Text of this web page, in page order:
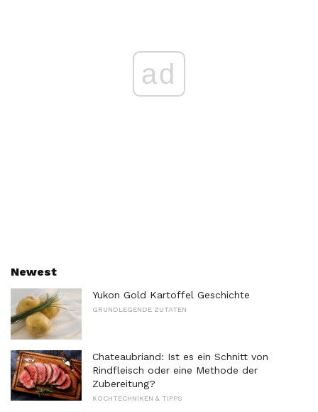
ad
Newest
Yukon Gold Kartoffel Geschichte
GRUNDLEGENDE ZUTATEN
Chateaubriand: Ist es ein Schnitt von
Rindfleisch oder eine Methode der
Zubereitung?
KOCHTECHNIKEN & TIPPS